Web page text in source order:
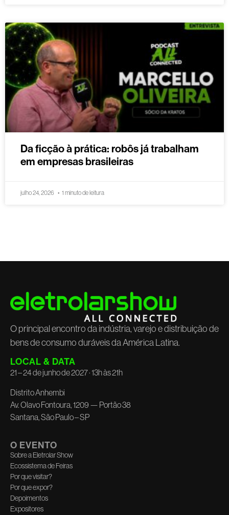
Da ficção à prática: robôs já trabalham
em empresas brasileiras
julho 24, 2026 1 minuto de leitura
O principal encontro da indústria, varejo e distribuição de
bens de consumo duráveis da América Latina.
LOCAL & DATA
21 – 24 de junho de 2027 · 13h às 21h
Distrito Anhembi
Av. Olavo Fontoura, 1209 — Portão 38
Santana, São Paulo – SP
O EVENTO
Sobre a Eletrolar Show
Ecossistema de Feiras
Por que visitar?
Por que expor?
Depoimentos
Expositores